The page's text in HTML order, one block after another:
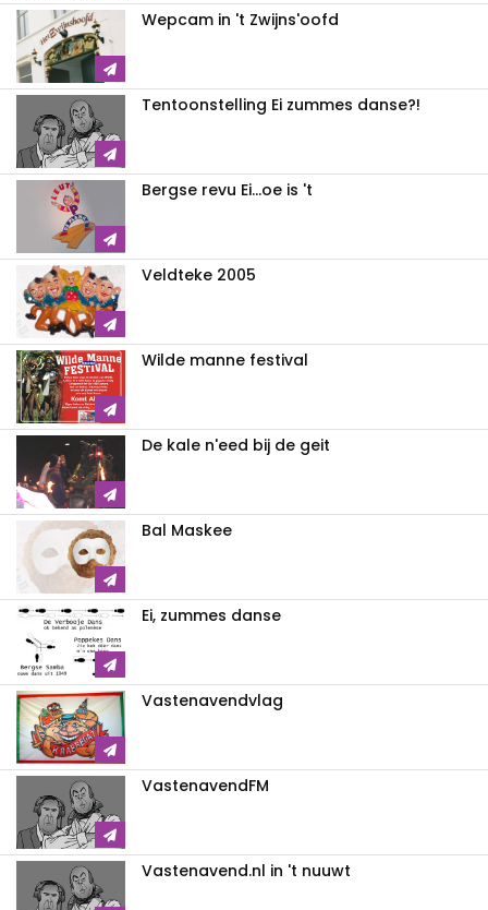
Wepcam in 't Zwijns'oofd
Tentoonstelling Ei zummes danse?!
Bergse revu Ei...oe is 't
Veldteke 2005
Wilde manne festival
De kale n'eed bij de geit
Bal Maskee
Ei, zummes danse
Vastenavendvlag
VastenavendFM
Vastenavend.nl in 't nuuwt